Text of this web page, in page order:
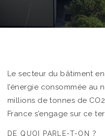
Le secteur du bâtiment en
l’énergie consommée au
millions de tonnes de
France s’engage sur ce
DE QUOI PARLE-T-ON ?